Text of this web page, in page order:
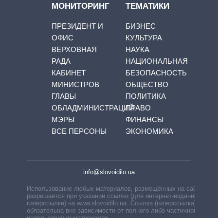
МОНИТОРИНГ
ПРЕЗИДЕНТ И
ОФИС
ВЕРХОВНАЯ
РАДА
КАБИНЕТ
МИНИСТРОВ
ГЛАВЫ
ОБЛАДМИНИСТРАЦИЙ
МЭРЫ
ВСЕ ПЕРСОНЫ
ТЕМАТИКИ
БИЗНЕС
КУЛЬТУРА
НАУКА
НАЦИОНАЛЬНАЯ
БЕЗОПАСНОСТЬ
ОБЩЕСТВО
ПОЛИТИКА
ПРАВО
ФИНАНСЫ
ЭКОНОМИКА
info@slovoidilo.ua
Использование любых материалов, размещённых на сайте,
разрешается при указании ссылки (для интернет-изданий —
гиперссылки) на www.slovoidilo.ua. Ссылка (гиперссылка)
обязательна вне зависимости от полного либо частичного